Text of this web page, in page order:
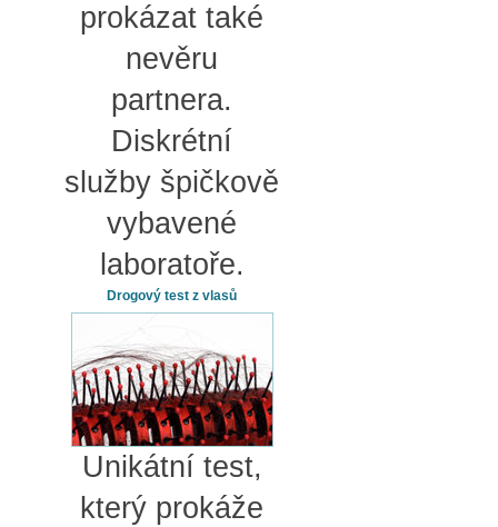
prokázat také
nevěru
partnera.
Diskrétní
služby špičkově
vybavené
laboratoře.
Drogový test z vlasů
Unikátní test,
který prokáže